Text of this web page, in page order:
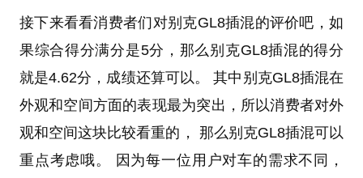
接下来看看消费者们对别克GL8插混的评价吧，如
果综合得分满分是5分，那么别克GL8插混的得分
就是4.62分，成绩还算可以。 其中别克GL8插混在
外观和空间方面的表现最为突出，所以消费者对外
观和空间这块比较看重的， 那么别克GL8插混可以
重点考虑哦。 因为每一位用户对车的需求不同，